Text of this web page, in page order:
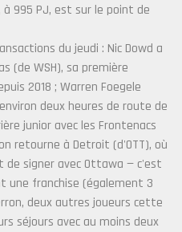
à 995 PJ, est sur le point de
du jeudi : Nic Dowd a
(de WSH), sa première
2018 ; Warren Foegele
deux heures de route de
junior avec les Frontenacs
retourne à Detroit (d'OTT), où
de signer avec Ottawa — c'est
une franchise (également 3
deux autres joueurs cette
séjours avec au moins deux